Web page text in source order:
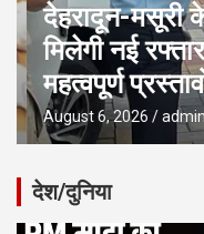
देहरादून-मसूरी
मिलेगी नई
महत्वपूर्ण
August 6, 2026
देश/दुनिया